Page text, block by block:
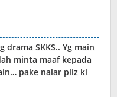
drama SKKS.. Yg main
minta maaf kepada
pake nalar pliz kl